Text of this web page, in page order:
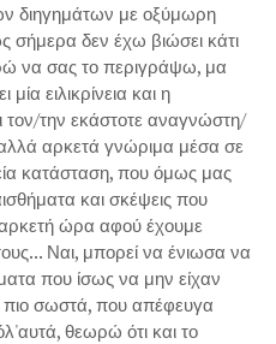
διηγημάτων με οξύμωρη
σήμερα δεν έχω βιώσει κάτι
να σας το περιγράψω, μα
ειλικρίνεια και η
την εκάστοτε αναγνώστη/
αρκετά γνώριμα μέσα σε
κατάσταση, που όμως μας
και σκέψεις που
αρκετή ώρα αφού έχουμε
Ναι, μπορεί να ένιωσα να
που ίσως να μην είχαν
σωστά, που απέφευγα
θεωρώ ότι και το